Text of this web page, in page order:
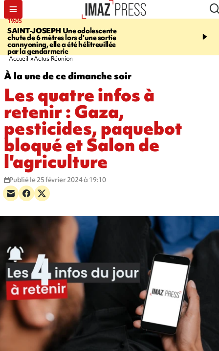
19:05
SAINT-JOSEPH Une adolescente
chute de 6 mètres lors d'une sortie
cannyoning, elle a été hélitreuillée
par la gendarmerie
20:44
rouée de coups,
Accueil Actus Réunion
À la une de ce dimanche soir
Les quatre infos à
retenir : Gaza,
pesticides, paquebot
bloqué et Salon de
l'agriculture
Publié le 25 février 2024 à 19:10